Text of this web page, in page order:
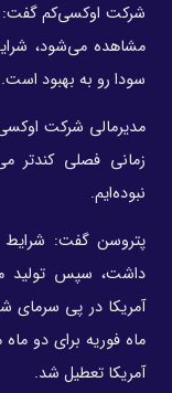
شرکت اوکسی‌کم گفت:
مشاهده می‌شود،
سودا رو به بهبود است.
مدیرمالی شرکت
زمانی فصلی کندتر
نبوده‌ایم.
داشت، سپس تولید
آمریکا در پی
آمریکا تعطیل شد.